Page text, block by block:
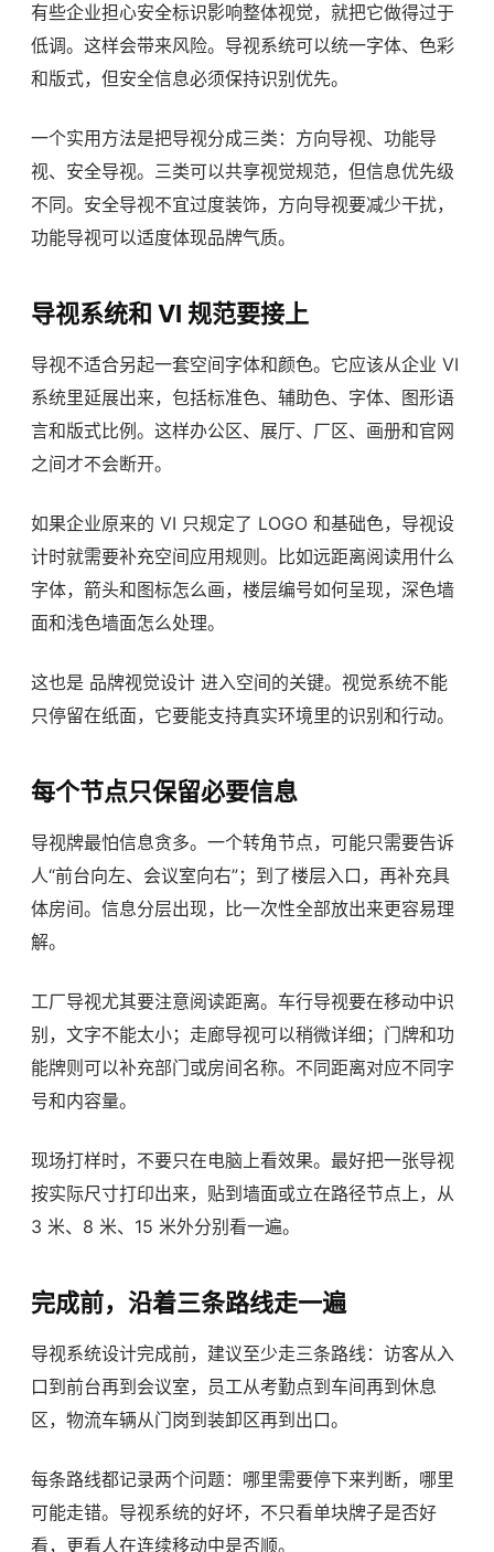
有些企业担心安全标识影响整体视觉，就把它做得过于
低调。这样会带来风险。导视系统可以统一字体、色彩
和版式，但安全信息必须保持识别优先。
一个实用方法是把导视分成三类：方向导视、功能导
视、安全导视。三类可以共享视觉规范，但信息优先级
不同。安全导视不宜过度装饰，方向导视要减少干扰，
功能导视可以适度体现品牌气质。
导视系统和 VI 规范要接上
导视不适合另起一套空间字体和颜色。它应该从企业 VI
系统里延展出来，包括标准色、辅助色、字体、图形语
言和版式比例。这样办公区、展厅、厂区、画册和官网
之间才不会断开。
如果企业原来的 VI 只规定了 LOGO 和基础色，导视设
计时就需要补充空间应用规则。比如远距离阅读用什么
字体，箭头和图标怎么画，楼层编号如何呈现，深色墙
面和浅色墙面怎么处理。
这也是 品牌视觉设计 进入空间的关键。视觉系统不能
只停留在纸面，它要能支持真实环境里的识别和行动。
每个节点只保留必要信息
导视牌最怕信息贪多。一个转角节点，可能只需要告诉
人“前台向左、会议室向右”；到了楼层入口，再补充具
体房间。信息分层出现，比一次性全部放出来更容易理
解。
工厂导视尤其要注意阅读距离。车行导视要在移动中识
别，文字不能太小；走廊导视可以稍微详细；门牌和功
能牌则可以补充部门或房间名称。不同距离对应不同字
号和内容量。
现场打样时，不要只在电脑上看效果。最好把一张导视
按实际尺寸打印出来，贴到墙面或立在路径节点上，从
3 米、8 米、15 米外分别看一遍。
完成前，沿着三条路线走一遍
导视系统设计完成前，建议至少走三条路线：访客从入
口到前台再到会议室，员工从考勤点到车间再到休息
区，物流车辆从门岗到装卸区再到出口。
每条路线都记录两个问题：哪里需要停下来判断，哪里
可能走错。导视系统的好坏，不只看单块牌子是否好
看，更看人在连续移动中是否顺。